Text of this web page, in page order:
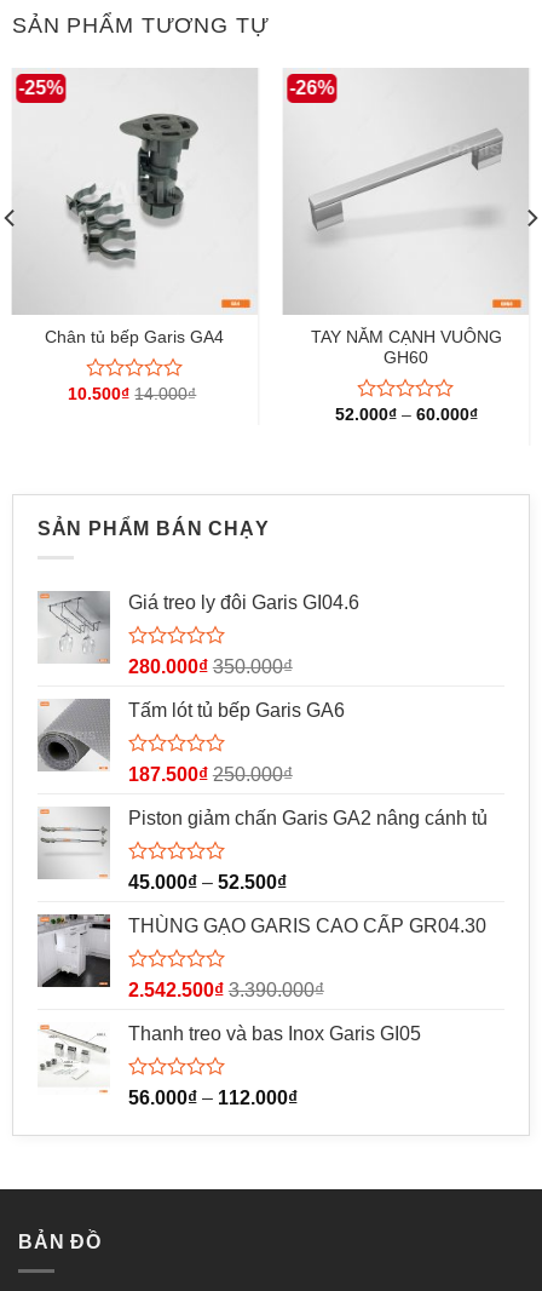
SẢN PHẨM TƯƠNG TỰ
-25%
Chân tủ bếp Garis GA4
Được
sao
10.500₫ 14.000₫
-26%
TAY NẮM CẠNH VUÔNG
GH60
Được
5
52.000₫– 60.000₫
SẢN PHẨM BÁN CHẠY
Giá treo ly đôi Garis GI04.6
Được
hạng
0
5
280.000₫ 350.000₫
Tấm lót tủ bếp Garis GA6
Được
hạng
0
5
187.500₫ 250.000₫
Piston giảm chấn Garis GA2 nâng cánh tủ
Được
hạng
0
5
45.000₫– 52.500₫
THÙNG GẠO GARIS CAO CẤP GR04.30
Được
hạng
0
5
2.542.500₫ 3.390.000₫
Thanh treo và bas Inox Garis GI05
Được
hạng
sao
56.000₫– 112.000₫
BẢN ĐỒ